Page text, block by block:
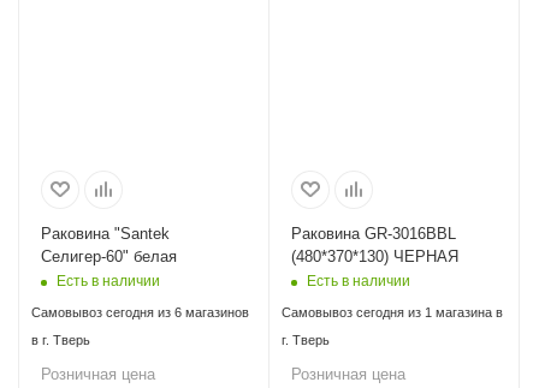
Раковина "Santek
Селигер-60" белая
Есть в наличии
Самовывоз сегодня из 6 магазинов
в г. Тверь
Розничная цена
Раковина GR-3016BBL
(480*370*130) ЧЕРНАЯ
Есть в наличии
Самовывоз сегодня из 1 магазина в
г. Тверь
Розничная цена